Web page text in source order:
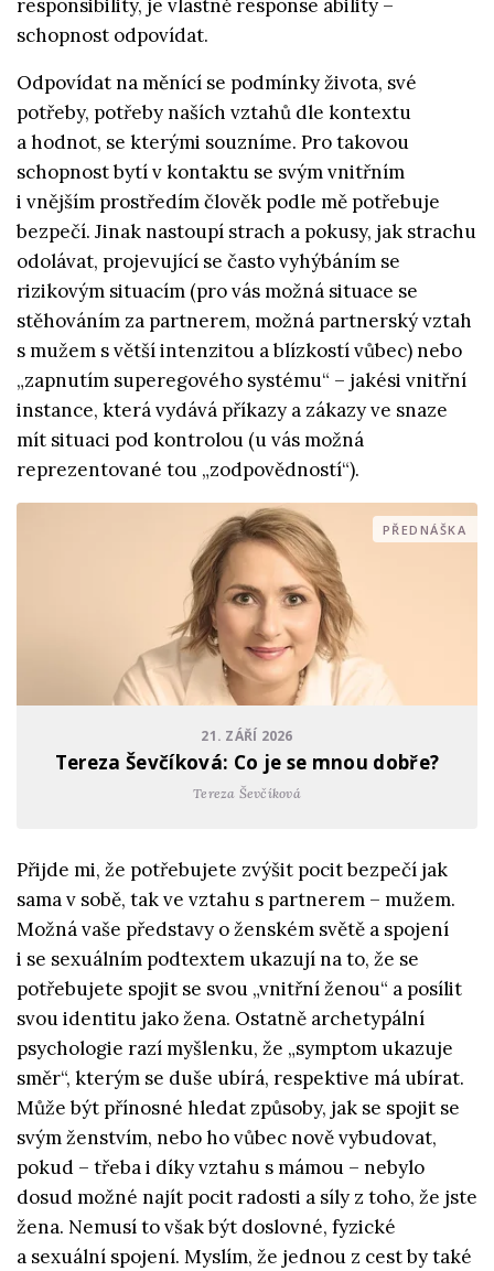
responsibility, je vlastně response ability –
schopnost odpovídat.
Odpovídat na měnící se podmínky života, své
potřeby, potřeby naších vztahů dle kontextu
a hodnot, se kterými souzníme. Pro takovou
schopnost bytí v kontaktu se svým vnitřním
i vnějším prostředím člověk podle mě potřebuje
bezpečí. Jinak nastoupí strach a pokusy, jak strachu
odolávat, projevující se často vyhýbáním se
rizikovým situacím (pro vás možná situace se
stěhováním za partnerem, možná partnerský vztah
s mužem s větší intenzitou a blízkostí vůbec) nebo
„zapnutím superegového systému“ – jakési vnitřní
instance, která vydává příkazy a zákazy ve snaze
mít situaci pod kontrolou (u vás možná
reprezentované tou „zodpovědností“).
PŘEDNÁŠKA
21. ZÁŘÍ 2026
Tereza Ševčíková: Co je se mnou dobře?
Tereza Ševčíková
Přijde mi, že potřebujete zvýšit pocit bezpečí jak
sama v sobě, tak ve vztahu s partnerem – mužem.
Možná vaše představy o ženském světě a spojení
i se sexuálním podtextem ukazují na to, že se
potřebujete spojit se svou „vnitřní ženou“ a posílit
svou identitu jako žena. Ostatně archetypální
psychologie razí myšlenku, že „symptom ukazuje
směr“, kterým se duše ubírá, respektive má ubírat.
Může být přínosné hledat způsoby, jak se spojit se
svým ženstvím, nebo ho vůbec nově vybudovat,
pokud – třeba i díky vztahu s mámou – nebylo
dosud možné najít pocit radosti a síly z toho, že jste
žena. Nemusí to však být doslovné, fyzické
a sexuální spojení. Myslím, že jednou z cest by také